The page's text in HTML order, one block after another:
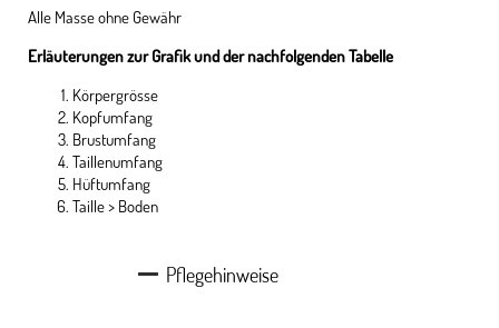
Alle Masse ohne Gewähr
Erläuterungen zur Grafik und der nachfolgenden Tabelle
Körpergrösse
Kopfumfang
Brustumfang
Taillenumfang
Hüftumfang
Taille > Boden
Pflegehinweise